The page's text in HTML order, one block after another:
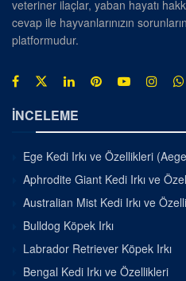
veteriner ilaçlar, yaban hayatı
cevap ile hayvanlarınızın
platformudur.
İNCELEME
Ege Kedi Irkı ve Özellikleri
Aphrodite Giant Kedi Irkı ve
Australian Mist Kedi Irkı ve
Bulldog Köpek Irkı
Labrador Retriever Köpek Irkı
Bengal Kedi Irkı ve Özellikleri